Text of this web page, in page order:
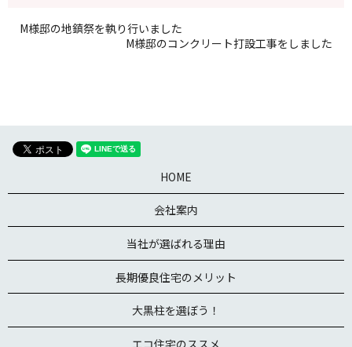
M様邸の地鎮祭を執り行いました
M様邸のコンクリート打設工事をしました
HOME
会社案内
当社が選ばれる理由
長期優良住宅のメリット
大黒柱を選ぼう！
エコ住宅のススメ